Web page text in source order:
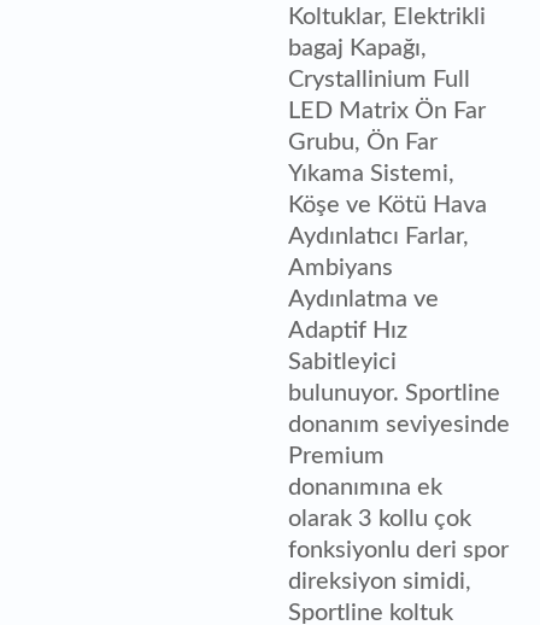
Koltuklar, Elektrikli
bagaj Kapağı,
Crystallinium Full
LED Matrix Ön Far
Grubu, Ön Far
Yıkama Sistemi,
Köşe ve Kötü Hava
Aydınlatıcı Farlar,
Ambiyans
Aydınlatma ve
Adaptif Hız
Sabitleyici
bulunuyor. Sportline
donanım seviyesinde
Premium
donanımına ek
olarak 3 kollu çok
fonksiyonlu deri spor
direksiyon simidi,
Sportline koltuk